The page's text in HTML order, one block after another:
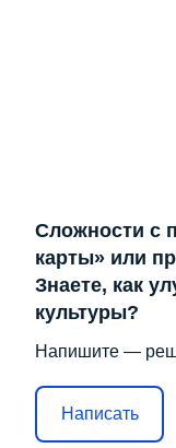
Сложности с
карты» или
Знаете, как
культуры?
Напишите —
Написать